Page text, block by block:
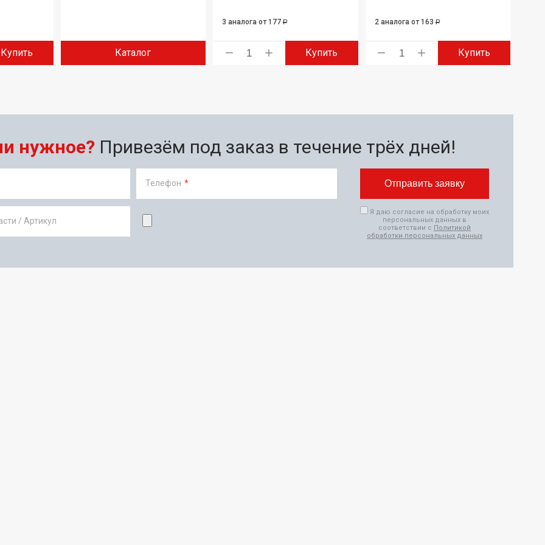
Купить Каталог
3 аналога от 177 Р
Купить
2 аналога от 163 Р
Купить
нужное? Привезём под заказ в течение трёх дней!
Телефон *
/ Артикул
Я даю согласие на обработку моих
персональных данных в
соответствии с Политикой
обработки персональных данных